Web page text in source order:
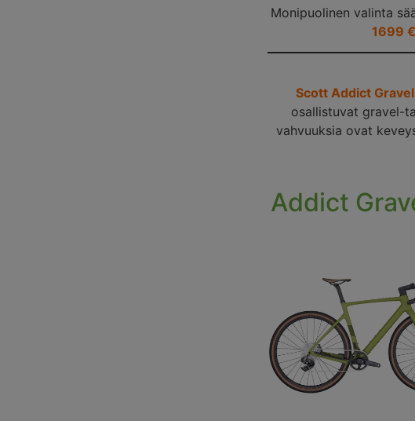
Monipuolinen valinta
1699 €
Scott Addict Gravel
osallistuvat gravel-
vahvuuksia ovat
Addict